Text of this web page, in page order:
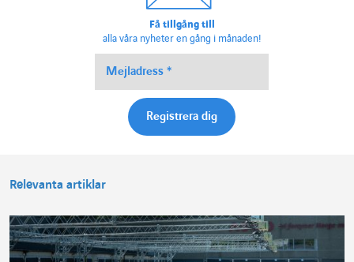
Få tillgång till
alla våra nyheter en gång i månaden!
Relevanta artiklar